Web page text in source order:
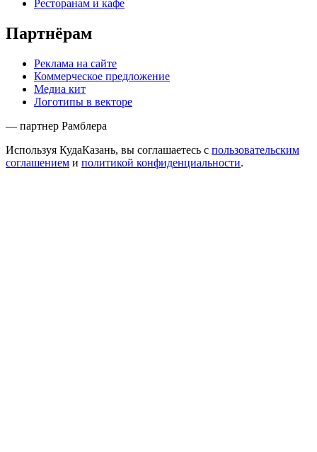
Ресторанам и кафе
Партнёрам
Реклама на сайте
Коммерческое предложение
Медиа кит
Логотипы в векторе
— партнер Рамблера
Используя КудаКазань, вы соглашаетесь с пользовательским
соглашением и политикой конфиденциальности.